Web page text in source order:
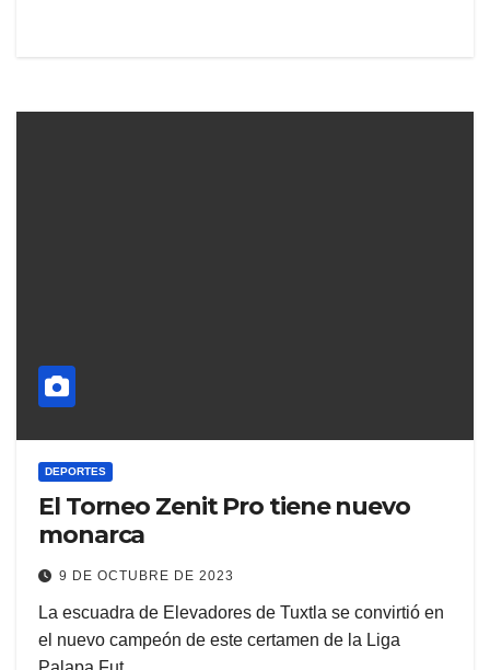
DEPORTES
El Torneo Zenit Pro tiene nuevo
monarca
9 DE OCTUBRE DE 2023
La escuadra de Elevadores de Tuxtla se convirtió en
el nuevo campeón de este certamen de la Liga